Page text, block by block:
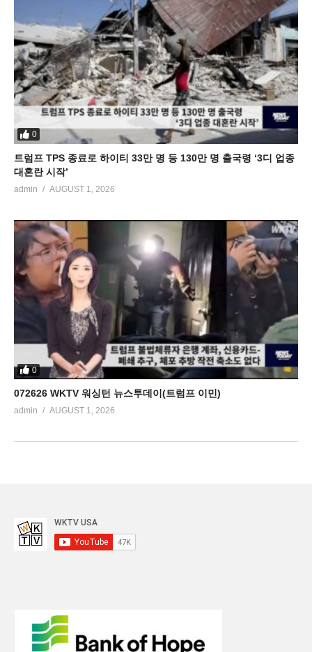
0
트럼프 TPS 종료로 하이티 33만 명 등 130만 명 출국령 ‘3디 업종
대혼란 시작’
admin AUGUST 1, 2026
0
072626 WKTV 워싱턴 뉴스투데이(트럼프 이민)
admin AUGUST 1, 2026